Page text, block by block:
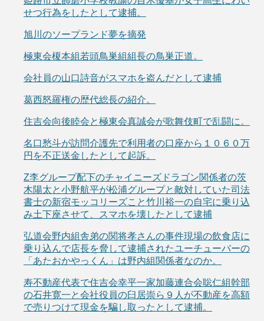
せつ行為をしたとして逮捕。
旭川のソープランド夢を摘発
極東会榎本組若頭鳥巣組組長の鳥巣正道。
会社員の山口詩音がスマホを盗んだとして逮捕
葛西怒羅権の歴代総長の紹介。
住吉会向後睦会と極東会真誠会が歌舞伎町で乱闘に。
名口愁斗が訪問介護先で利用者の口座から１０６０万
円を不正送金したとして起訴。
Z李グループ配下のチャイニーズドラゴン関係者の茨
木陽太と小野航平が松浦グループと敵対していた司法
書士の新宿モッコリーズこと竹川裕一の自宅に乗り込
み土下座させて、スマホを壊したとして逮捕
弘道会野内組舎弟の関将孝さんの事件現場の飲食店に
乗り込んで店長を脅して逮捕されたユーチューバーの
「あたおかやっくん」は野内組関係者なのか。
寿不動産代表で住吉会幸平一家加藤連合会聡仁組幹部
の石井寛一と会社役員の臼居崇ら９人が不動産を高額
で売りつけて現金を騙し取ったとして逮捕。